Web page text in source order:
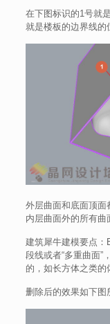
在下图标识的1号就
就是楼板的边界线的
外层曲面和底面顶面
内层曲面外的所有曲
建筑犀牛建模要点：
段线或者“多重曲面”
的，如长方体之类的
删除后的效果如下图